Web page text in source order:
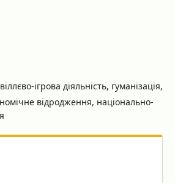
ігрова діяльність, гуманізація,
відродження, національно-